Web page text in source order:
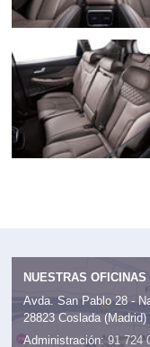
NUESTRAS OFICINAS
Avda. San Pablo 28 -
28823 Coslada (Madrid)
Administración: 91 724